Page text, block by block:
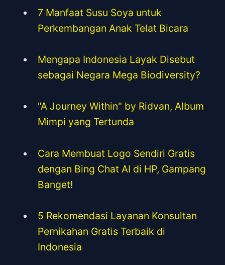
7 Manfaat Susu Soya untuk
Perkembangan Anak Telat Bicara
Mengapa Indonesia Layak Disebut
sebagai Negara Mega Biodiversity?
"A Journey Within" by Ridvan, Album
Mimpi yang Tertunda
Cara Membuat Logo Sendiri Gratis
dengan Bing Chat AI di HP, Gampang
Banget!
5 Rekomendasi Layanan Konsultan
Pernikahan Gratis Terbaik di
Indonesia